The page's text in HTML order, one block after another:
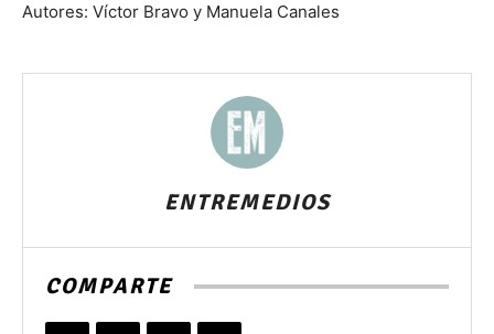
Autores: Víctor Bravo y Manuela Canales
ENTREMEDIOS
COMPARTE